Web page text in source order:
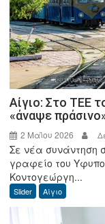
Αίγιο: Στο ΤΕΕ
«άναψε
2 Μαΐου 2026
Σε νέα συνάντηση
γραφείο του
Κοντογεώργη...
Slider Αίγιο